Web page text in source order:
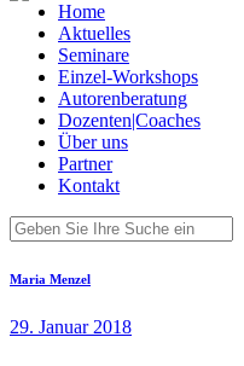
Home
Aktuelles
Seminare
Einzel-Workshops
Autorenberatung
Dozenten|Coaches
Über uns
Partner
Kontakt
Maria Menzel
29. Januar 2018